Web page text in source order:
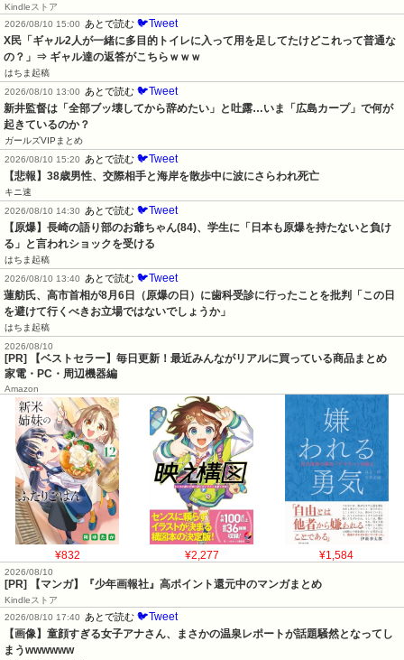
Kindleストア
2026/08/10 15:00
あとで読む 🐦Tweet
X民「ギャル2人が一緒に多目的トイレに入って用を足してたけどこれって普通な
の？」⇒ ギャル達の返答がこちらｗｗｗ
はちま起稿
2026/08/10 13:00
あとで読む 🐦Tweet
新井監督は「全部ブッ壊してから辞めたい」と吐露…いま「広島カープ」で何が
起きているのか？
ガールズVIPまとめ
2026/08/10 15:20
あとで読む 🐦Tweet
【悲報】38歳男性、交際相手と海岸を散歩中に波にさらわれ死亡
キニ速
2026/08/10 14:30
あとで読む 🐦Tweet
【原爆】長崎の語り部のお爺ちゃん(84)、学生に「日本も原爆を持たないと負け
る」と言われショックを受ける
はちま起稿
2026/08/10 13:40
あとで読む 🐦Tweet
蓮舫氏、高市首相が8月6日（原爆の日）に歯科受診に行ったことを批判「この日
を避けて行くべきお立場ではないでしょうか」
はちま起稿
2026/08/10
[PR] 【ベストセラー】毎日更新！最近みんながリアルに買っている商品まとめ
家電・PC・周辺機器編
Amazon
¥832 ¥2,277 ¥1,584
2026/08/10
[PR] 【マンガ】『少年画報社』高ポイント還元中のマンガまとめ
Kindleストア
2026/08/10 17:40
あとで読む 🐦Tweet
【画像】童顔すぎる女子アナさん、まさかの温泉レポートが話題騒然となってし
まうwwwwww